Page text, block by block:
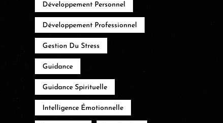
Développement Personnel
Développement Professionnel
Gestion Du Stress
Guidance
Guidance Spirituelle
Intelligence Émotionnelle